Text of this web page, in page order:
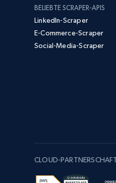
BELIEBTE SCRAPER-APIS
LinkedIn-Scraper
E-Commerce-Scraper
Social-Media-Scraper
CLOUD-